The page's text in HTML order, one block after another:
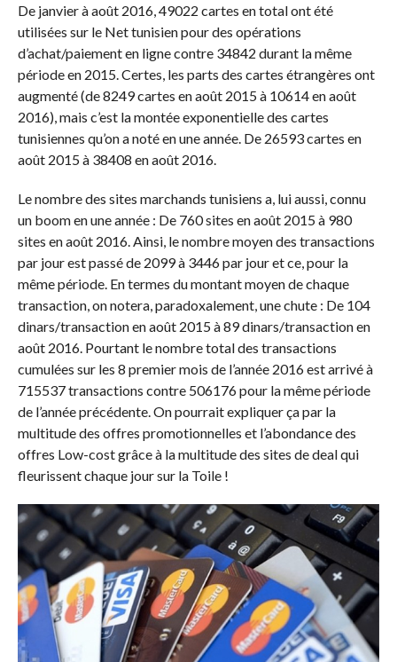
De janvier à août 2016, 49022 cartes en total ont été
utilisées sur le Net tunisien pour des opérations
d’achat/paiement en ligne contre 34842 durant la même
période en 2015. Certes, les parts des cartes étrangères ont
augmenté (de 8249 cartes en août 2015 à 10614 en août
2016), mais c’est la montée exponentielle des cartes
tunisiennes qu’on a noté en une année. De 26593 cartes en
août 2015 à 38408 en août 2016.
Le nombre des sites marchands tunisiens a, lui aussi, connu
un boom en une année : De 760 sites en août 2015 à 980
sites en août 2016. Ainsi, le nombre moyen des transactions
par jour est passé de 2099 à 3446 par jour et ce, pour la
même période. En termes du montant moyen de chaque
transaction, on notera, paradoxalement, une chute : De 104
dinars/transaction en août 2015 à 89 dinars/transaction en
août 2016. Pourtant le nombre total des transactions
cumulées sur les 8 premier mois de l’année 2016 est arrivé à
715537 transactions contre 506176 pour la même période
de l’année précédente. On pourrait expliquer ça par la
multitude des offres promotionnelles et l’abondance des
offres Low-cost grâce à la multitude des sites de deal qui
fleurissent chaque jour sur la Toile !